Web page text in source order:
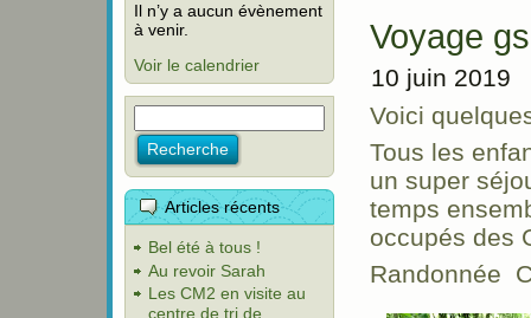
Il n’y a aucun évènement
à venir.
Voir le calendrier
Articles récents
Bel été à tous !
Au revoir Sarah
Les CM2 en visite au
centre de tri de
Voyage
10 juin 2019
Voici
Tous les
un super
temps
occupés des
Randonnée